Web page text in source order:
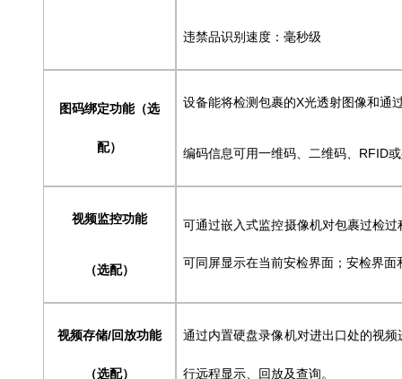
违禁品识别速度：毫秒级
图码绑定功能（选
配）
设备能将检测包裹的X光透射图像和通
编码信息可用一维码、二维码、RFID
视频监控功能
（选配）
可通过嵌入式监控摄像机对包裹过检
可同屏显示在当前安检界面；安检界
视频存储/回放功能
（选配）
通过内置硬盘录像机对进出口处的视
行远程显示、回放及查询。